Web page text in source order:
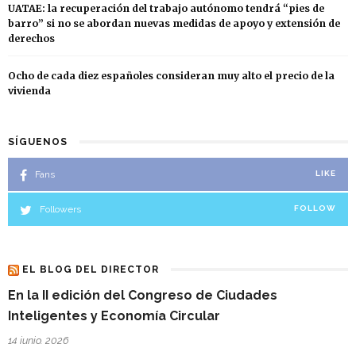
UATAE: la recuperación del trabajo autónomo tendrá “pies de
barro” si no se abordan nuevas medidas de apoyo y extensión de
derechos
Ocho de cada diez españoles consideran muy alto el precio de la
vivienda
SÍGUENOS
Fans LIKE
Followers FOLLOW
EL BLOG DEL DIRECTOR
En la II edición del Congreso de Ciudades
Inteligentes y Economía Circular
14 junio, 2026